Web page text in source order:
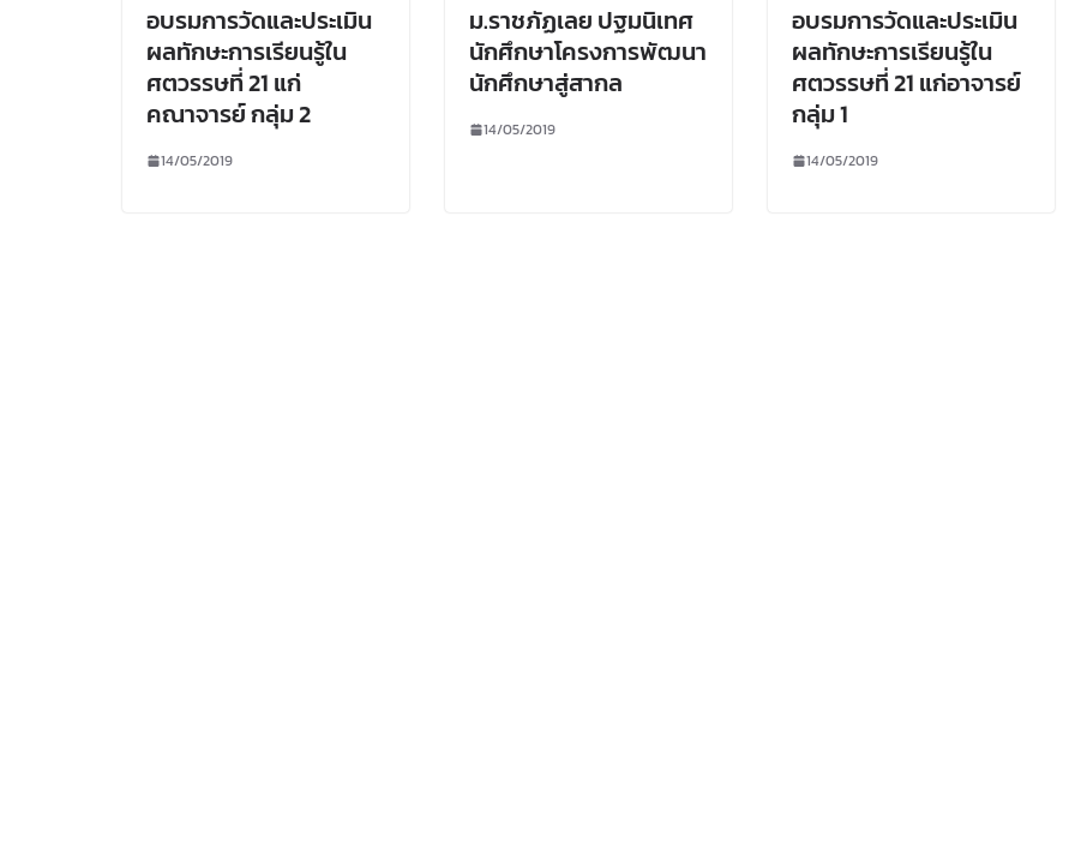
อบรมการวัดและประเมิน
ผลทักษะการเรียนรู้ใน
ศตวรรษที่ 21 แก่
คณาจารย์ กลุ่ม 2
14/05/2019
ม.ราชภัฏเลย ปฐมนิเทศ
นักศึกษาโครงการพัฒนา
นักศึกษาสู่สากล
14/05/2019
อบรมการวัดและประเมิน
ผลทักษะการเรียนรู้ใน
ศตวรรษที่ 21 แก่อาจารย์
กลุ่ม 1
14/05/2019